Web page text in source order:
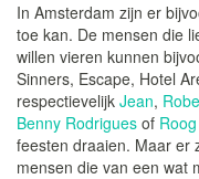
In Amsterdam zijn er
toe kan. De mensen die
willen vieren kunnen
Sinners, Escape, Hotel
respectievelijk Jean,
Benny Rodrigues of Roog
feesten draaien. Maar er
mensen die van een wat